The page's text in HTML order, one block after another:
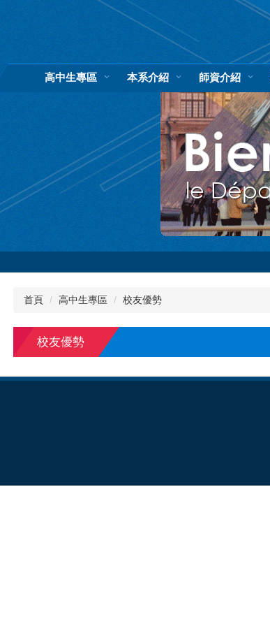
高中生專區 本系介紹 師資介紹
首頁 高中生專區 校友優勢
校友優勢